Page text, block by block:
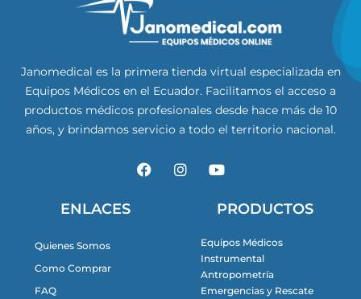
Janomedical es la primera tienda virtual especializada en
Equipos Médicos en el Ecuador. Facilitamos el acceso a
productos médicos profesionales desde hace más de 10
años, y brindamos servicio a todo el territorio nacional.
F
a
I
n
Y
o
t
u
e
ENLACES
Quienes Somos
Como Comprar
FAQ
PRODUCTOS
Equipos Médicos
Instrumental
Antropometría
Emergencias y Rescate